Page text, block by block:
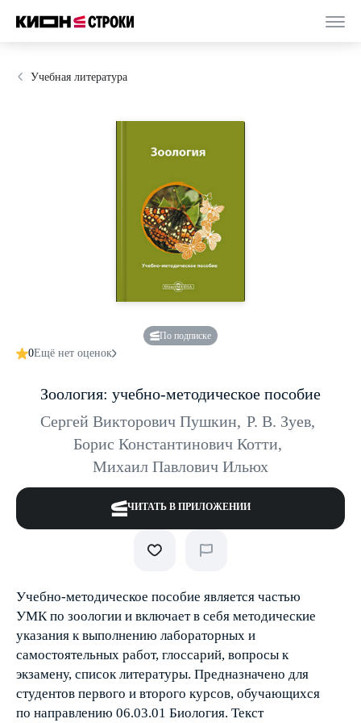
Учебная литература
По подписке
0Ещё нет оценок
Зоология: учебно-методическое пособие
Сергей Викторович Пушкин, Р. В. Зуев,
Борис Константинович Котти,
Михаил Павлович Ильюх
ЧИТАТЬ В ПРИЛОЖЕНИИ
Учебно-методическое пособие является частью
УМК по зоологии и включает в себя методические
указания к выполнению лабораторных и
самостоятельных работ, глоссарий, вопросы к
экзамену, список литературы. Предназначено для
студентов первого и второго курсов, обучающихся
по направлению 06.03.01 Биология. Текст